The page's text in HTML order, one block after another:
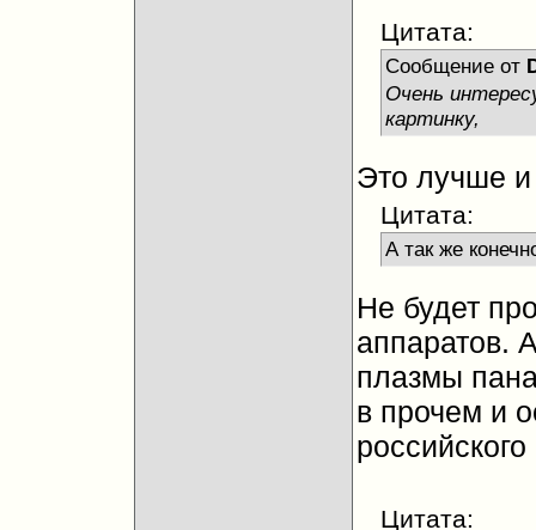
Цитата:
Сообщение от
Очень
картинку,
Это лучше и
Цитата:
А так же
Не будет
аппаратов.
плазмы
в прочем и
Цитата: